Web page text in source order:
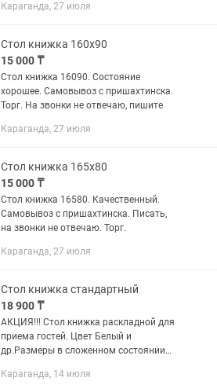
раз. Без царапин, сколов и других
Караганда, 27 июля
Стол книжка 160х90
15 000 ₸
Стол книжка 16090. Состояние
хорошее. Самовывоз с пришахтинска.
Торг. На звонки не отвечаю, пишите
Караганда, 27 июля
Стол книжка 165х80
15 000 ₸
Стол книжка 16580. Качественный.
Самовывоз с пришахтинска. Писать,
на звонки не отвечаю. Торг.
Караганда, 27 июля
Стол книжка стандартный
18 900 ₸
АКЦИЯ!!! Стол книжка раскладной для
приема гостей. Цвет Белый и
др.Размеры в сложенном состоянии
стандартных столов), в разложенном
Караганда, 14 июля